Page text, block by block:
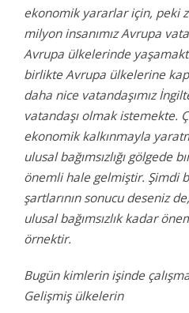
ekonomik yararlar için, peki
milyon insanımız Avrupa
Avrupa ülkelerinde
birlikte Avrupa ülkelerine
daha nice vatandaşımız
vatandaşı olmak istemekte.
ekonomik kalkınmayla
ulusal bağımsızlığı gölgede
önemli hale gelmiştir. Şimdi
şartlarının sonucu deseniz
ulusal bağımsızlık kadar
örnektir.
Bugün kimlerin işinde
Gelişmiş ülkelerin